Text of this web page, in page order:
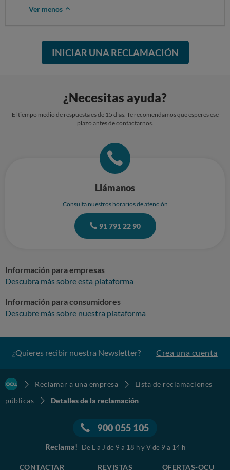
Ver menos
INICIAR UNA RECLAMACIÓN
¿Necesitas ayuda?
El tiempo medio de respuesta es de 15 días. Te recomendamos que esperes ese
plazo antes de contactarnos.
Llámanos
Consulta nuestros horarios de atención
91 791 22 90
Información para empresas
Descubra más sobre esta plataforma
Información para consumidores
Descubre más sobre nuestra plataforma
¿Quieres recibir nuestra Newsletter? Crea una cuenta
Reclamar a una empresa
Lista de reclamaciones
públicas
Detalles de la reclamación
900 055 105
Reclama! De L a J de 9 a 18 h y V de 9 a 14 h
CONTACTAR REVISTAS OFERTAS-OCU